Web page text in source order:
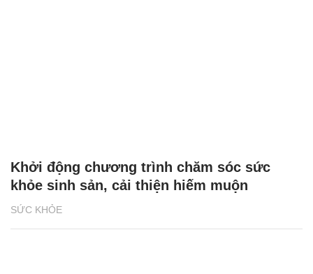
SỨC KHỎE
Khởi động chương trình chăm sóc sức
khỏe sinh sản, cải thiện hiếm muộn